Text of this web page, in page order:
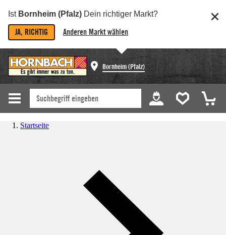
Ist Bornheim (Pfalz) Dein richtiger Markt?
JA, RICHTIG Anderen Markt wählen
Bornheim (Pfalz)
Startseite